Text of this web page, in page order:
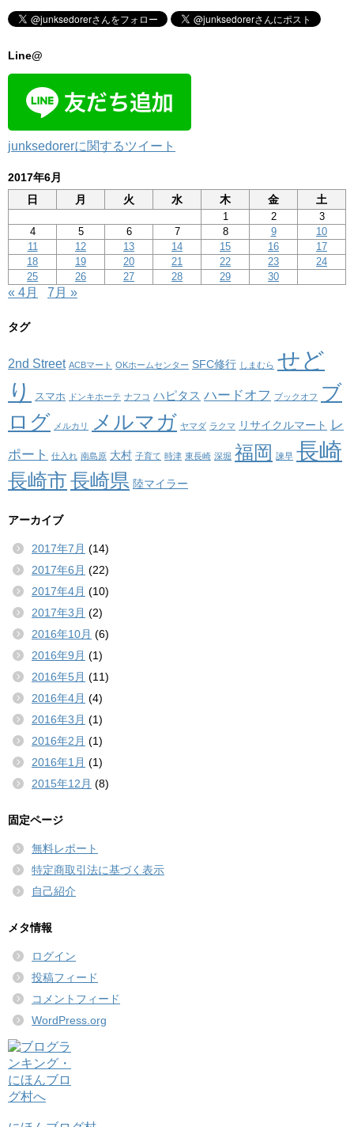
Line@
junksedorerに関するツイート
2017年6月
日
月 火 水 木 金 土
1 2
3
4
5 6 7 8 9
10
11
12 13 14 15 16
17
18
19 20 21 22 23
24
25
26 27 28 29 30
« 4月 7月 »
タグ
2nd Street ACBマート OKホームセンター SFC修行 しまむら せど
り
スマホ ドンキホーテ ナフコ ハピタス ハードオフ ブックオフ ブ
ログ メルカリ メルマガ ヤマダ ラクマ リサイクルマート レ
ポート
仕入れ 南島原 大村 子育て 時津 東長崎 深堀 福岡 諫早 長崎
長崎市長崎県 陸マイラー
アーカイブ
2017年7月 (14)
2017年6月 (22)
2017年4月 (10)
2017年3月 (2)
2016年10月 (6)
2016年9月 (1)
2016年5月 (11)
2016年4月 (4)
2016年3月 (1)
2016年2月 (1)
2016年1月 (1)
2015年12月 (8)
固定ページ
無料レポート
特定商取引法に基づく表示
自己紹介
メタ情報
ログイン
投稿フィード
コメントフィード
WordPress.org